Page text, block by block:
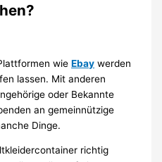
wieEbay werden
lassen. Mit anderen
oder Bekannte
an gemeinnützige
Dinge.
richtig